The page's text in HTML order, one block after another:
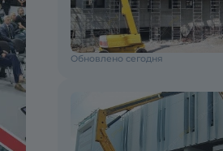
Обновлено сегодня